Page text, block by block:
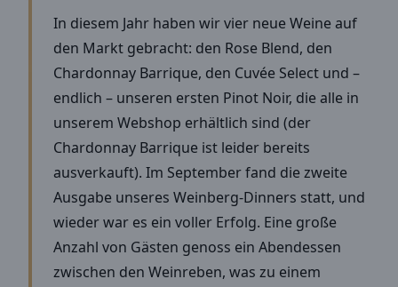
In diesem Jahr haben wir vier neue Weine auf
den Markt gebracht: den Rose Blend, den
Chardonnay Barrique, den Cuvée Select und –
endlich – unseren ersten Pinot Noir, die alle in
unserem Webshop erhältlich sind (der
Chardonnay Barrique ist leider bereits
ausverkauft). Im September fand die zweite
Ausgabe unseres Weinberg-Dinners statt, und
wieder war es ein voller Erfolg. Eine große
Anzahl von Gästen genoss ein Abendessen
zwischen den Weinreben, was zu einem